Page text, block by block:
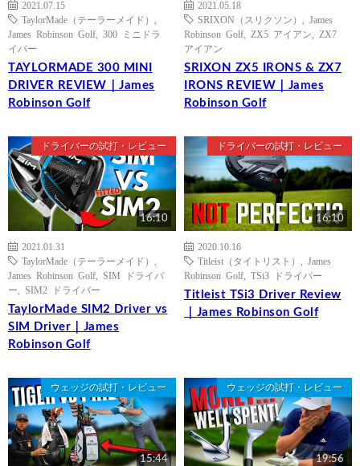
2021.07.15
TaylorMade（テーラーメイド）
James Robinson Golf
300 ミニドラ
イバー
TAYLORMADE 300 MINI
DRIVER REVIEW｜James
Robinson Golf
2021.05.18
SRIXON（スリクソン）
James
Robinson Golf
ZX5 アイアン
ZX7
アイアン
SRIXON ZX5 IRONS & ZX7
IRONS REVIEW｜James
Robinson Golf
ドライバーの試打・レビュー
16:10
2021.01.31
TaylorMade（テーラーメイド）
James Robinson Golf
SIM ドライバ
ー
SIM2 ドライバー
TaylorMade SIM2 Driver vs
SIM Driver｜James
Robinson Golf
ドライバーの試打・レビュー
16:10
2020.10.16
Titleist（タイトリスト）
James
Robinson Golf
TSi3 ドライバー
Titleist TSi3 Driver Review
｜James Robinson Golf
ウェッジの試打・レビュー
15:44
ウェッジの試打・レビュー
19:56